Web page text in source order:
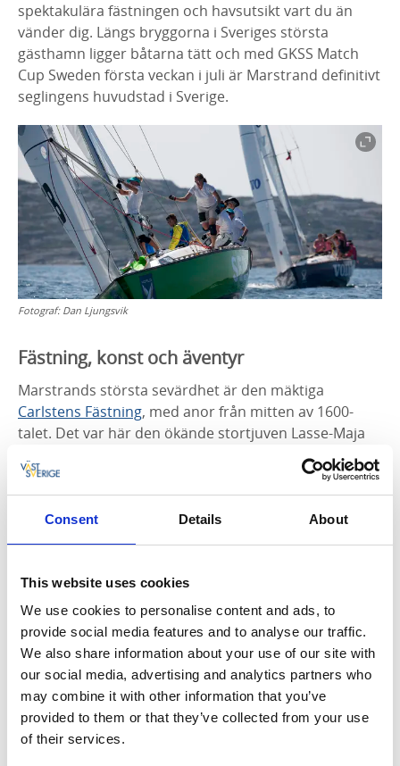
Consent Details About
This website uses cookies
We use cookies to personalise content and ads, to
provide social media features and to analyse our traffic.
We also share information about your use of our site with
our social media, advertising and analytics partners who
may combine it with other information that you’ve
provided to them or that they’ve collected from your use
of their services.
spektakulära fästningen och havsutsikt vart du än
vänder dig. Längs bryggorna i Sveriges största
gästhamn ligger båtarna tätt och med GKSS Match
Cup Sweden första veckan i juli är Marstrand definitivt
seglingens huvudstad i Sverige.
Fotograf: Dan Ljungsvik
Fästning, konst och äventyr
Marstrands största sevärdhet är den mäktiga
Carlstens Fästning, med anor från mitten av 1600-
talet. Det var här den ökände stortjuven Lasse-Maja
satt inspärrad i 27 år och om du besöker fästningens
fängelsehålor förstår du ganska snabbt varför var
femte fånge inte överlevde vintern. På Marstrandsöns
sydöstra udde ligger den gamla bohuslänska
försvarsanläggningen Södra Strandverket. Marstrand
aktivt krogliv samt flera havsinspirerade äventyr.
Vandra nära havet
I området finns godavandringsmöjligheter. På din
vandring runt hela Marstrandsön kan du stanna till
för ett dopp vid nakenbadet eller ta en promenad
genom Smugglarrännan. Gör en paus ute vid Skallens
fyr och beskåda den vackert fängslande platsen där